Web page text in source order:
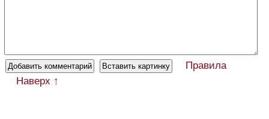
Правила
Наверх ↑